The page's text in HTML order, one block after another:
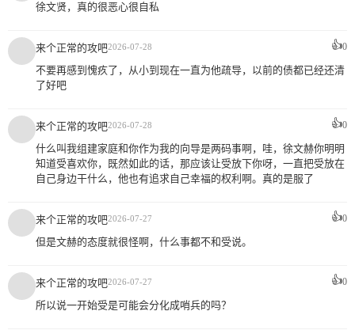
徐文贤，真的很恶心很自私
来个正常的攻吧2026-07-28 👍0
不要再感到愧疚了，从小到现在一直为他疏导，以前的债都已经还清
了好吧
来个正常的攻吧2026-07-28 👍0
什么叫我组建家庭和你作为我的向导是两码事啊，哇，徐文赫你明明
知道受喜欢你，既然如此的话，那应该让受放下你呀，一直把受放在
自己身边干什么，他也有追求自己幸福的权利啊。真的是服了
来个正常的攻吧2026-07-27 👍0
但是文赫的态度就很怪啊，什么事都不和受说。
来个正常的攻吧2026-07-27 👍0
所以说一开始受是可能会分化成哨兵的吗？